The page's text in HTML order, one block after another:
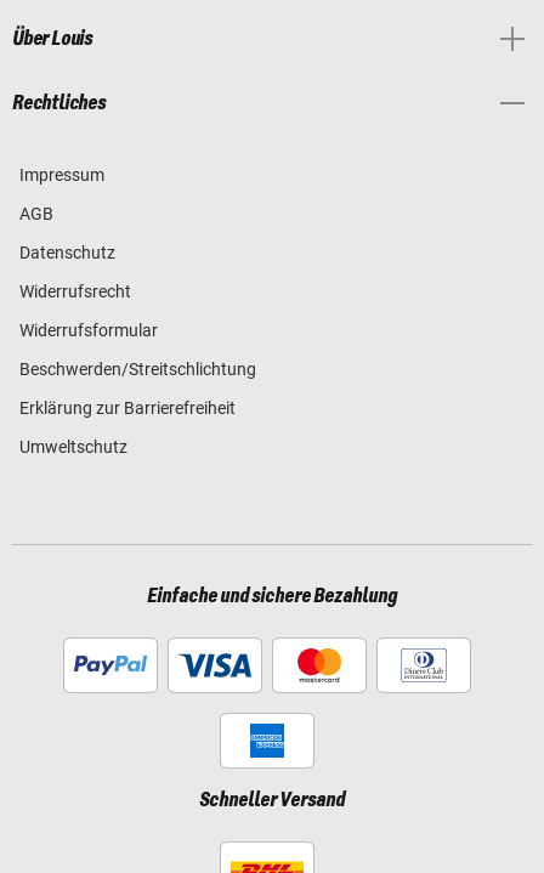
Über Louis
Rechtliches
Impressum
AGB
Datenschutz
Widerrufsrecht
Widerrufsformular
Beschwerden/Streitschlichtung
Erklärung zur Barrierefreiheit
Umweltschutz
Einfache und sichere Bezahlung
Schneller Versand